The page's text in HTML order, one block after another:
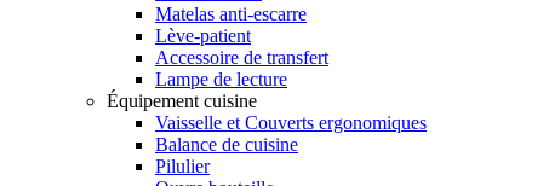
Matelas anti-escarre
Lève-patient
Accessoire de transfert
Lampe de lecture
Équipement cuisine
Vaisselle et Couverts ergonomiques
Balance de cuisine
Pilulier